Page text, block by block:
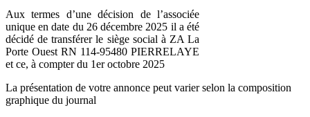
Aux termes d’une décision de l’associée
unique en date du 26 décembre 2025 il a été
décidé de transférer le siège social à ZA La
Porte Ouest RN 114-95480 PIERRELAYE
et ce, à compter du 1er octobre 2025
La présentation de votre annonce peut varier selon la composition
graphique du journal